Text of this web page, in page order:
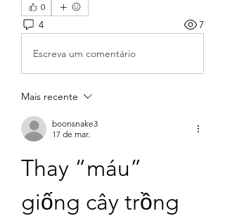
0
4 7
Escreva um comentário
Mais recente
boonsnake3
17 de mar.
Thay “máu”
giống cây trồng